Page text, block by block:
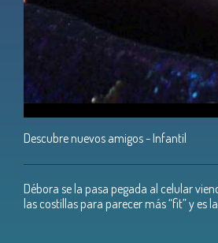
Descubre nuevos amigos - Infantil
Débora se la pasa pegada al celular
las costillas para parecer más “fit” y es